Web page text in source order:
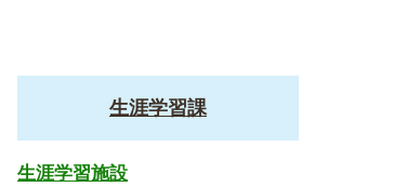
生涯学習課
生涯学習施設